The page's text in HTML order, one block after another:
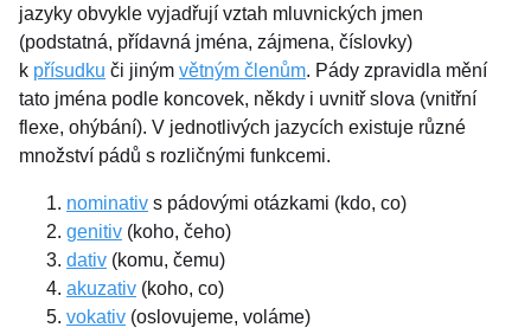
jazyky obvykle vyjadřují vztah mluvnických jmen
(podstatná, přídavná jména, zájmena, číslovky)
k přísudku či jiným větným členům. Pády zpravidla mění
tato jména podle koncovek, někdy i uvnitř slova (vnitřní
flexe, ohýbání). V jednotlivých jazycích existuje různé
množství pádů s rozličnými funkcemi.
nominativ s pádovými otázkami (kdo, co)
genitiv (koho, čeho)
dativ (komu, čemu)
akuzativ (koho, co)
vokativ (oslovujeme, voláme)